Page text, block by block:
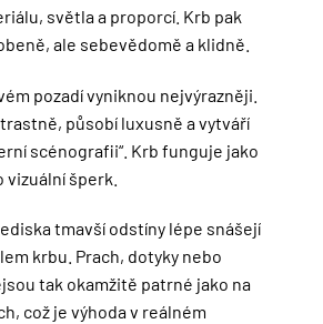
světla a proporcí. Krb pak
ale sebevědomě a klidně.
pozadí vyniknou nejvýrazněji.
působí luxusně a vytváří
scénografii“. Krb funguje jako
vizuální šperk.
tmavší odstíny lépe snášejí
krbu. Prach, dotyky nebo
tak okamžitě patrné jako na
což je výhoda v reálném